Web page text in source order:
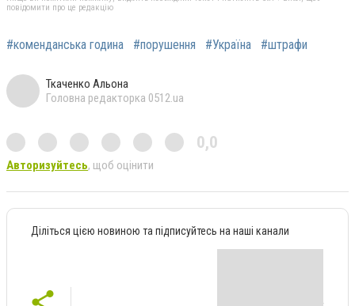
повідомити про це редакцію
#коменданська година #порушення #Україна #штрафи
Ткаченко Альона
Головна редакторка 0512.ua
0,0
Авторизуйтесь, щоб оцінити
Діліться цією новиною та підписуйтесь на наші канали